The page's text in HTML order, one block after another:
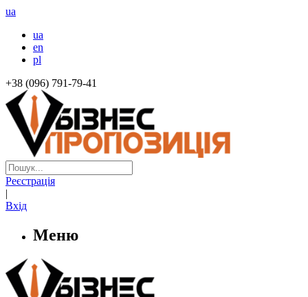
ua
ua
en
pl
+38 (096) 791-79-41
Реєстрація
|
Вхід
Меню